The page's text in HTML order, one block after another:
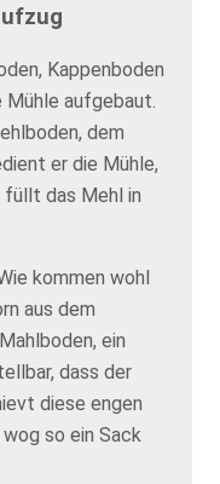
Kappenboden
Mühle aufgebaut.
dem
er die Mühle,
füllt das Mehl in
kommen wohl
aus dem
ein
dass der
diese engen
so ein Sack